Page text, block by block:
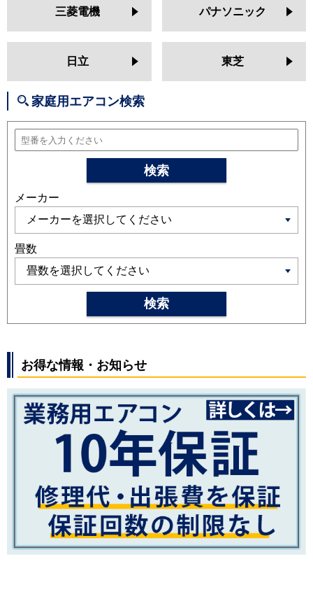
MSZ-ZXV3624S MSZ-GV3623
MSZ-AXV3623 MSZ-AXV3623S
MSZ-JXV3623
MSZ-JXV3623S
MSZ-ZXV3623
MSZ-ZXV3623S MSZ-GV3622
MSZ-AXV3622
MSZ-BXV3622 MSZ-JXV3622S
MSZ-ZXV3622S
RAS-XJ3625S RAS-AJ36R
RAS-ZJ36R
AJ36N RAS-AJ36N2 RAS-MJ36N
XJ36N
RAS-AJ36M2 RAS-MJ36M
RAS-V36M
XJ36M2 RAS-XJ36M
SRK3624T
SRK3624S SRK3623T SRK3623R
SRK3623S SRK3622T
SRK3622R SRK3622S
パナソニック CS-364DFL CS-364DJ2 CS-
364DGX
CS-364DEX
CS-
364DHX2 CS-364DHX CS-
362DFL2 CS-362DJ2
CS-
362DGX CS-362DEX CS-362DX
CS-362DX2 CS-362DLX
三菱電機 パナソニック
日立 東芝
家庭用エアコン検索
検索
メーカー
畳数
検索
お得な情報・お知らせ